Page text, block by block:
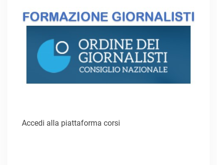
Accedi alla piattaforma corsi